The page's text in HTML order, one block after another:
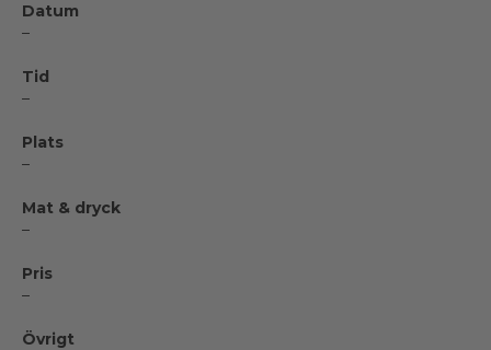
Datum
–
Tid
–
Plats
–
Mat & dryck
–
Pris
–
Övrigt